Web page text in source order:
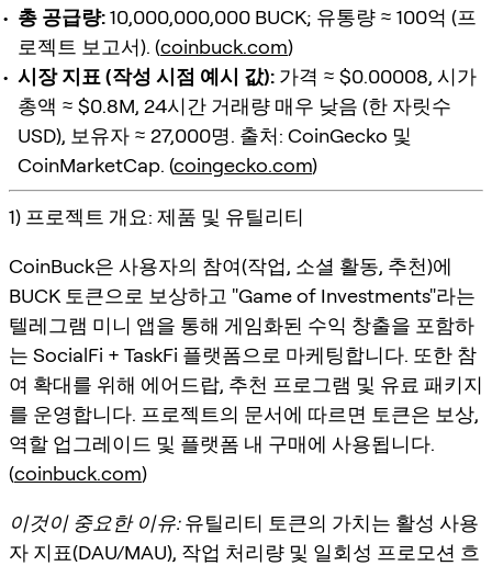
총 공급량:10,000,000,000 BUCK; 유통량 ≈ 100억 (프
로젝트 보고서). (coinbuck.com)
시장 지표 (작성 시점 예시 값): 가격 ≈ $0.00008, 시가
총액 ≈ $0.8M, 24시간 거래량 매우 낮음 (한 자릿수
USD), 보유자 ≈ 27,000명. 출처: CoinGecko 및
CoinMarketCap. (coingecko.com)
1) 프로젝트 개요: 제품 및 유틸리티
CoinBuck은 사용자의 참여(작업, 소셜 활동, 추천)에
BUCK 토큰으로 보상하고 "Game of Investments"라는
텔레그램 미니 앱을 통해 게임화된 수익 창출을 포함하
는 SocialFi + TaskFi 플랫폼으로 마케팅합니다. 또한 참
여 확대를 위해 에어드랍, 추천 프로그램 및 유료 패키지
를 운영합니다. 프로젝트의 문서에 따르면 토큰은 보상,
역할 업그레이드 및 플랫폼 내 구매에 사용됩니다.
(coinbuck.com)
이것이 중요한 이유:유틸리티 토큰의 가치는 활성 사용
자 지표(DAU/MAU), 작업 처리량 및 일회성 프로모션 흐